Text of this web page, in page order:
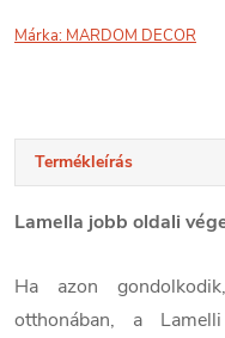
Márka: MARDOM DECOR
Termékleírás
Lamella jobb oldali
Ha azon
otthonában, a